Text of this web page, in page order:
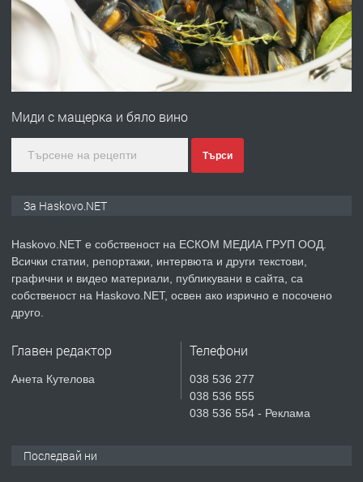
преди 5 дни
№4120 Магазин/Офис под наем в кв.
градската градина!
преди 5 дни
ПРЕДЛАГА
Продавам парцел в гр. Хасково кв.
СГЛОБЯВАНЕ НА МЕБЕЛИ.
Миди с мащерка и бяло вино
Търси
За Haskovo.NET
Haskovo.NET е собственост на ЕСКОМ МЕДИА ГРУП ООД.
Всички статии, репортажи, интервюта и други текстови,
графични и видео материали, публикувани в сайта, са
собственост на Haskovo.NET, освен ако изрично е посочено
друго.
Главен редактор
Анета Кутелова
Телефони
038 536 277
038 536 555
038 536 554 - Реклама
Последвай ни